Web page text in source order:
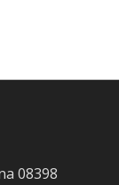
08398